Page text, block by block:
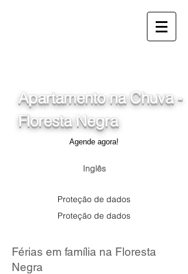
Agende agora!
Apartamento na Chuva -
Floresta Negra
Inglês
Proteção de dados
Proteção de dados
Férias em família na Floresta
Negra